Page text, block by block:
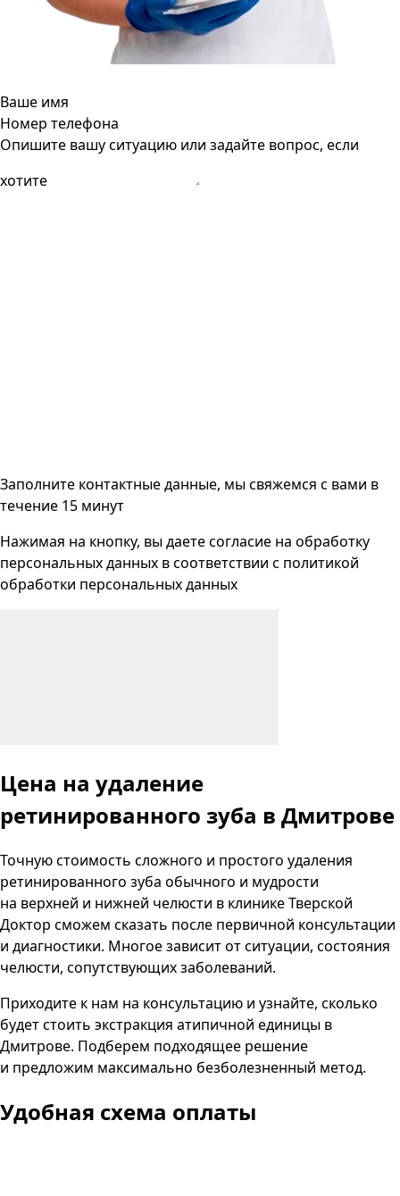
Ваше имя
Номер телефона
Опишите вашу ситуацию или задайте вопрос, если
хотите
Заполните контактные данные, мы свяжемся с вами в
течение 15 минут
Нажимая на кнопку, вы даете согласие на обработку
персональных данных в соответствии с политикой
обработки персональных данных
Цена на удаление
ретинированного зуба в Дмитрове
Точную стоимость сложного и простого удаления
ретинированного зуба обычного и мудрости
на верхней и нижней челюсти в клинике Тверской
Доктор сможем сказать после первичной консультации
и диагностики. Многое зависит от ситуации, состояния
челюсти, сопутствующих заболеваний.
Приходите к нам на консультацию и узнайте, сколько
будет стоить экстракция атипичной единицы в
Дмитрове. Подберем подходящее решение
и предложим максимально безболезненный метод.
Удобная схема оплаты